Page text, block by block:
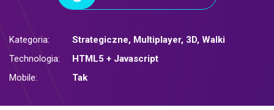
Kategoria: Strategiczne, Multiplayer, 3D, Walki
Technologia:
HTML5 + Javascript
Mobile:
Tak